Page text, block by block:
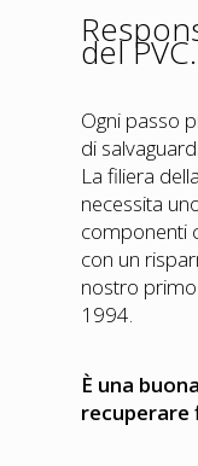
del PVC.
Ogni passo
di
La filiera
necessita
componenti
con un
nostro
1994.
È una
recuperare